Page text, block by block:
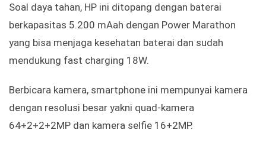
Soal daya tahan, HP ini ditopang dengan baterai
berkapasitas 5.200 mAah dengan Power Marathon
yang bisa menjaga kesehatan baterai dan sudah
mendukung fast charging 18W.
Berbicara kamera, smartphone ini mempunyai kamera
dengan resolusi besar yakni quad-kamera
64+2+2+2MP dan kamera selfie 16+2MP.